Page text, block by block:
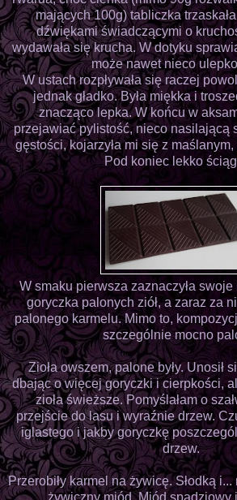
mających 100g) tabliczka
dźwiękami świadczącymi o
wydawała się krucha. W dotyku
może nawet nieco
W ustach rozpływała się raczej
jednak gładko. Była miękka i
znacząco lepka. W końcu w
przejawiać pylistość, nieco nasilającą
gęstości, kojarzyła mi się z
Pod koniec lekko
W smaku pierwsza zaznaczyła
goryczka palonych ziół, a zaraz za
palonego karmelu. Mimo to,
szczególnie mocno
Zioła owszem, palone były. Unosił
dbając o więcej goryczki i cierpkości,
zioła świeższe. Pomyślałam o
przejście do lasu i wyraźnie drzew.
iglastego i jakby goryczkę
drzew.
Przerobiły karmel na żywicę. Słodką
żywiczny miód. Miód spadziowy